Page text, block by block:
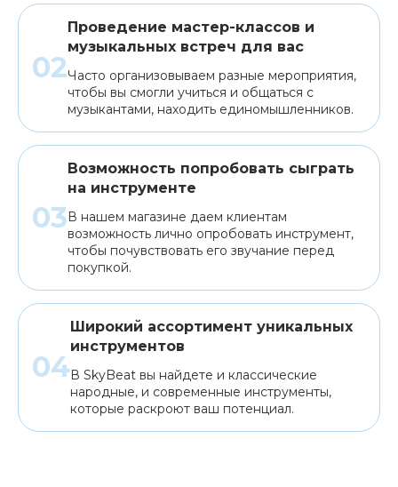
Проведение мастер-классов и
музыкальных встреч для вас
Часто организовываем разные мероприятия,
чтобы вы смогли учиться и общаться с
музыкантами, находить единомышленников.
Возможность попробовать сыграть
на инструменте
В нашем магазине даем клиентам
возможность лично опробовать инструмент,
чтобы почувствовать его звучание перед
покупкой.
Широкий ассортимент уникальных
инструментов
В SkyBeat вы найдете и классические
народные, и современные инструменты,
которые раскроют ваш потенциал.